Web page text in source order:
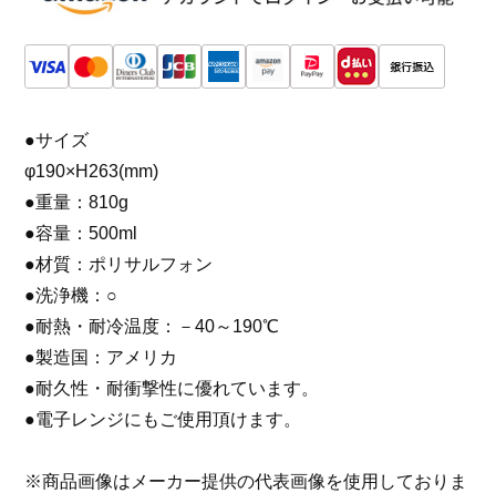
●サイズ
φ190×H263(mm)
●重量：810g
●容量：500ml
●材質：ポリサルフォン
●洗浄機：○
●耐熱・耐冷温度：－40～190℃
●製造国：アメリカ
●耐久性・耐衝撃性に優れています。
●電子レンジにもご使用頂けます。
※商品画像はメーカー提供の代表画像を使用しておりま